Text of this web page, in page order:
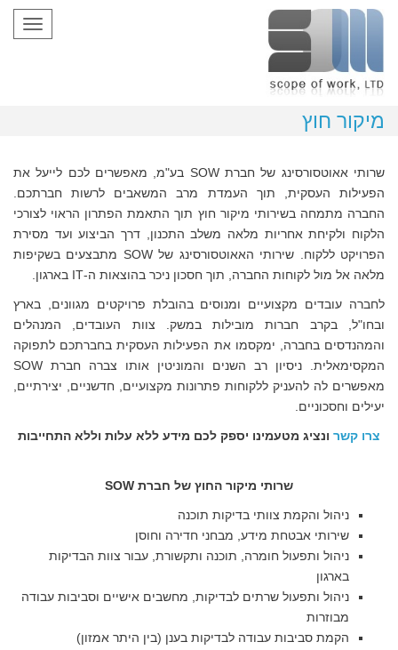
מיקור חוץ
שרותי אאוטסורסינג של חברת SOW בע"מ, מאפשרים לכם לייעל את
הפעילות העסקית, תוך העמדת מרב המשאבים לרשות חברתכם.
החברה מתמחה בשירותי מיקור חוץ תוך התאמת הפתרון הראוי לצורכי
הלקוח ולקיחת אחריות מלאה משלב התכנון, דרך הביצוע ועד מסירת
הפרויקט ללקוח. שירותי האאוטסורסינג של SOW מתבצעים בשקיפות
מלאה אל מול לקוחות החברה, תוך חסכון ניכר בהוצאות ה-IT בארגון.
לחברה עובדים מקצועיים ומנוסים בהובלת פרויקטים מגוונים, בארץ
ובחו"ל, בקרב חברות מובילות במשק. צוות העובדים, המנהלים
והמהנדסים בחברה, ימקסמו את הפעילות העסקית בחברתכם לתפוקה
המקסימאלית. ניסיון רב השנים והמוניטין אותו צברה חברת SOW
מאפשרים לה להעניק ללקוחות פתרונות מקצועיים, חדשניים, יצירתיים,
יעילים וחסכוניים.
צרו קשר ונציג מטעמינו יספק לכם מידע ללא עלות וללא התחייבות
שרותי מיקור החוץ של חברת SOW
ניהול והקמת צוותי בדיקות תוכנה
שירותי אבטחת מידע, מבחני חדירה וחוסן
ניהול ותפעול חומרה, תוכנה ותקשורת, עבור צוות הבדיקות
בארגון
ניהול ותפעול שרתים לבדיקות, מחשבים אישיים וסביבות עבודה
מבוזרות
הקמת סביבות עבודה לבדיקות בענן (בין היתר אמזון)